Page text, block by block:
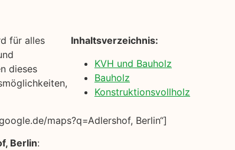
für alles
dieses
Inhaltsverzeichnis:
KVH und Bauholz
Bauholz
Konstruktionsvollholz
maps?q=Adlershof, Berlin“]
Berlin: